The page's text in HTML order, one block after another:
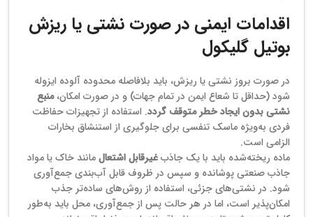
اقدامات ایمنی در صورت نشتی یا ریزش
بوتیل گلیکول
در صورت بروز نشتی یا ریزش، باید بلافاصله محدوده آلوده ایزوله
شود (حداقل تا شعاع ایمن در تمام جهات) و در صورت امکان،منبع
نشتی بدون ایجاد خطر متوقف گردد. استفاده از تجهیزات حفاظت
فردی به‌ویژه ماسک تنفسی برای جلوگیری از استنشاق بخارات
الزامی است.
ماده ریخته‌شده باید با یک جاذبغیرقابل اشتعالمانند خاک یا مواد
جاذب صنعتی پوشانده و سپس در ظروف قابل آب‌بندی جمع‌آوری
شود. در نشتی‌های جزئی، استفاده از روش‌های ساده‌تر جذب
امکان‌پذیر است، اما در هر حالت پس از جمع‌آوری، محل باید به‌طور